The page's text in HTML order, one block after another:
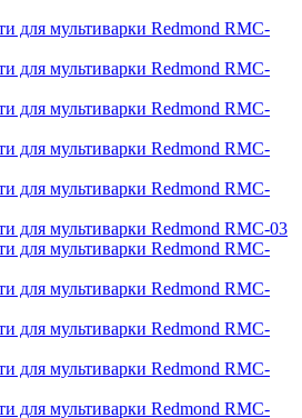
для мультиварки Redmond RMC-
для мультиварки Redmond RMC-
для мультиварки Redmond RMC-
для мультиварки Redmond RMC-
для мультиварки Redmond RMC-
для мультиварки Redmond RMC-03
для мультиварки Redmond RMC-
для мультиварки Redmond RMC-
для мультиварки Redmond RMC-
для мультиварки Redmond RMC-
для мультиварки Redmond RMC-